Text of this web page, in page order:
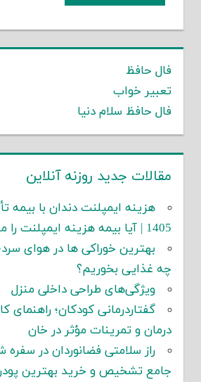
فال حافظ
تعبیر خواب
فال حافظ سلام دنیا
مقالات جدید روزنه آنلاین
هزینه ایمپلنت دندان با بیمه
1405 | آیا بیمه هزینه ایمپلنت را می‌دهد؟
بهترین خوراکی ها در هوای
چه غذایی بخوریم؟
ویژگی‌های طراحی داخلی منزل
گفتاردرمانی کودکان؛
درمان و تمرینات مؤثر در خان
راز سلامتی فضانوردان در سفره
جامع تشخیص و خرید بهترین پودر